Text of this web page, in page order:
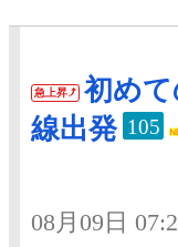
急上昇
初め
線出発 105
08月09日